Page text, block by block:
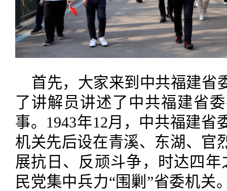
首先，大家来到中共福建省
了讲解员讲述了中共福建省
事。1943年12月，中共福建省
机关先后设在青溪、东湖、官
展抗日、反顽斗争，时达四年
民党集中兵力“围剿”省委机关